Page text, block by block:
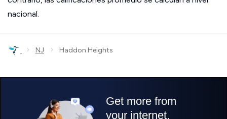
nacional.
› NJ › Haddon Heights